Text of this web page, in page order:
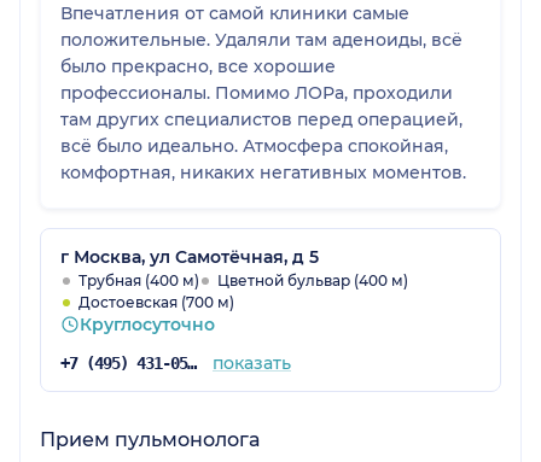
Впечатления от самой клиники самые
положительные. Удаляли там аденоиды, всё
было прекрасно, все хорошие
профессионалы. Помимо ЛОРа, проходили
там других специалистов перед операцией,
всё было идеально. Атмосфера спокойная,
комфортная, никаких негативных моментов.
г Москва, ул Самотёчная, д 5
Трубная (400 м)
Цветной бульвар (400 м)
Достоевская (700 м)
Круглосуточно
+7 (495) 431-05-68 показать
Прием пульмонолога